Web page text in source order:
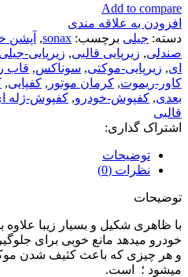
Add to compare
افزودن به علاقه مندی
دسته: جیلی برچسب: sonax
, آپشن
صندلی, زیرپایی قالبی, زیرپایی-جیلی
ای, زیرپایی-موکتی, سوناکس, قاب
کاور-ریموت, کرمان موتور , کفپایی,
بعدی, کفپوش-خودرو, کفپوش-ژله
قالبی
اشتراک گذاری:
توضیحات
نظرات (0)
توضیحات
با ظاهری شکیل و بسیار زیبا
خودرو میدهد مانع خوبی برای
و هر چیزی که باعث کثیف شدن
میشود ؛ است.